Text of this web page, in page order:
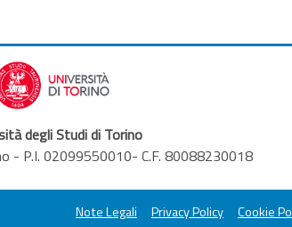
degli Studi di Torino
- P.I. 02099550010- C.F. 80088230018
Note Legali Privacy Policy Cookie